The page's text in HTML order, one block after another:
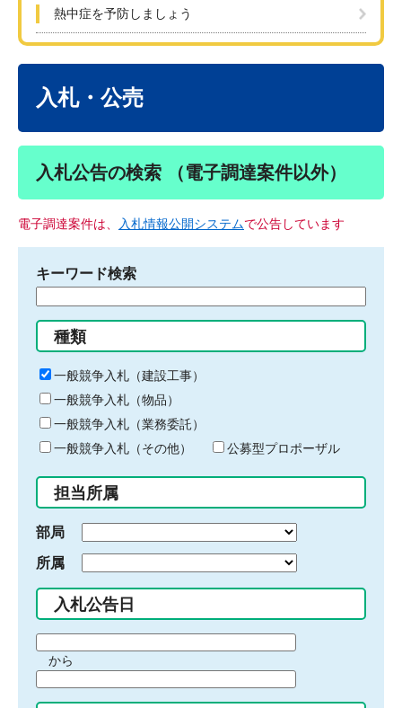
熱中症を予防しましょう
入札・公売
入札公告の検索 （電子調達案件以外）
電子調達案件は、 入札情報公開システムで公告しています
キーワード検索
る
キ
ー
ワ
ー
ド
入
力
種類
一般競争入札（建設工事）
一般競争入札（物品）
一般競争入札（業務委託）
一般競争入札（その他）
公募型プロポーザル
担当所属
部局
所属
入札公告日
間
始
から
間